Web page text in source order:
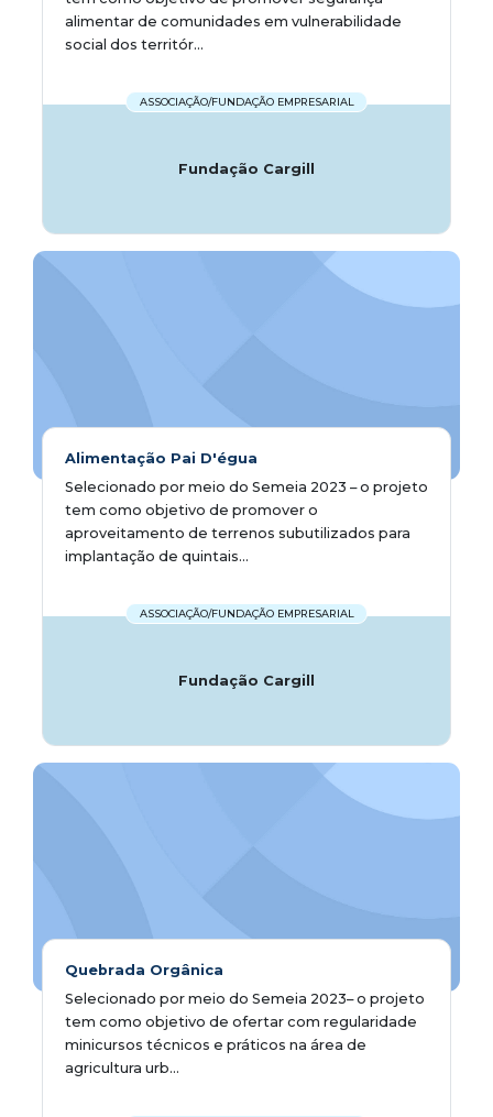
alimentar de comunidades em vulnerabilidade
social dos territór...
ASSOCIAÇÃO/FUNDAÇÃO EMPRESARIAL
Fundação Cargill
Alimentação Pai D'égua
Selecionado por meio do Semeia 2023 – o projeto
tem como objetivo de promover o
aproveitamento de terrenos subutilizados para
implantação de quintais...
ASSOCIAÇÃO/FUNDAÇÃO EMPRESARIAL
Fundação Cargill
Quebrada Orgânica
Selecionado por meio do Semeia 2023– o projeto
tem como objetivo de ofertar com regularidade
minicursos técnicos e práticos na área de
agricultura urb...